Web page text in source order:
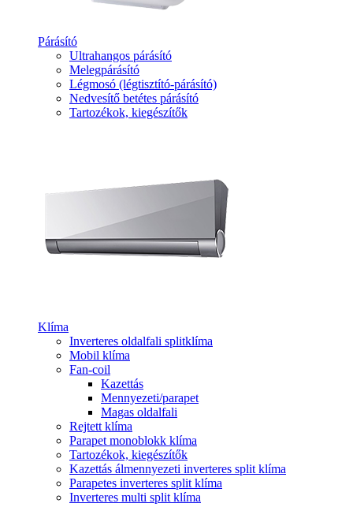
Párásító
Ultrahangos párásító
Melegpárásító
Légmosó (légtisztító-párásító)
Nedvesítő betétes párásító
Tartozékok, kiegészítők
Klíma
Inverteres oldalfali splitklíma
Mobil klíma
Fan-coil
Kazettás
Mennyezeti/parapet
Magas oldalfali
Rejtett klíma
Parapet monoblokk klíma
Tartozékok, kiegészítők
Kazettás álmennyezeti inverteres split klíma
Parapetes inverteres split klíma
Inverteres multi split klíma